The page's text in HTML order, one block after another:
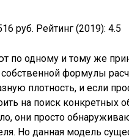
руб. Рейтинг (2019): 4.5
по одному и тому же
собственной формулы
плотность, и если
на поиск конкретных
они просто
Но данная модель